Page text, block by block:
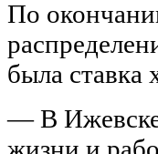
По
была ставка
— В Ижевске
жизни и